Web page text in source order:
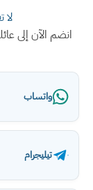
انضم الآن إلى
واتساب
تيليجرام